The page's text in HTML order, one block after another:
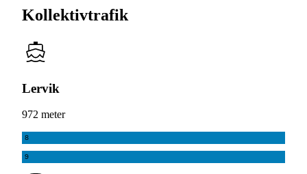
Kollektivtrafik
Lervik
972 meter
8
9